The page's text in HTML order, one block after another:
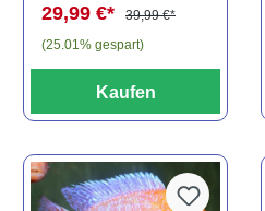
29,99 €*
39,99 €*
(25.01% gespart)
Kaufen